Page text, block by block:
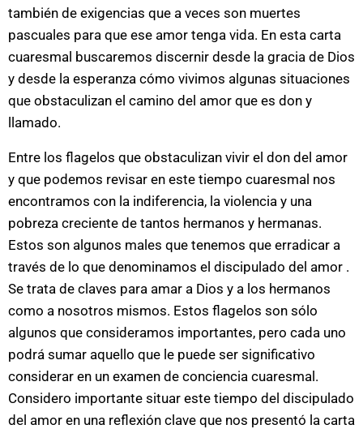
también de exigencias que a veces son muertes
pascuales para que ese amor tenga vida. En esta carta
cuaresmal buscaremos discernir desde la gracia de Dios
y desde la esperanza cómo vivimos algunas situaciones
que obstaculizan el camino del amor que es don y
llamado.
Entre los flagelos que obstaculizan vivir el don del amor
y que podemos revisar en este tiempo cuaresmal nos
encontramos con la indiferencia, la violencia y una
pobreza creciente de tantos hermanos y hermanas.
Estos son algunos males que tenemos que erradicar a
través de lo que denominamos el discipulado del amor .
Se trata de claves para amar a Dios y a los hermanos
como a nosotros mismos. Estos flagelos son sólo
algunos que consideramos importantes, pero cada uno
podrá sumar aquello que le puede ser significativo
considerar en un examen de conciencia cuaresmal.
Considero importante situar este tiempo del discipulado
del amor en una reflexión clave que nos presentó la carta